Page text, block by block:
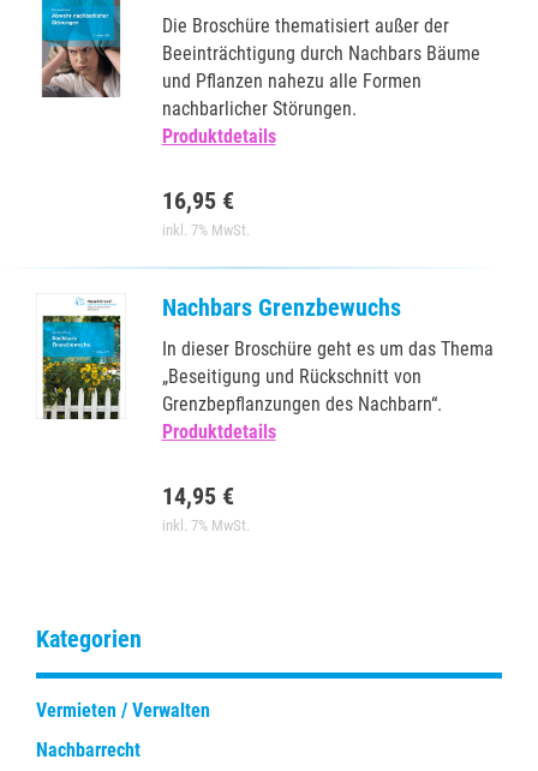
Die Broschüre thematisiert außer der
Beeinträchtigung durch Nachbars Bäume
und Pflanzen nahezu alle Formen
nachbarlicher Störungen.
Produktdetails
16,95 €
inkl. 7% MwSt.
Nachbars Grenzbewuchs
In dieser Broschüre geht es um das Thema
„Beseitigung und Rückschnitt von
Grenzbepflanzungen des Nachbarn“.
Produktdetails
14,95 €
inkl. 7% MwSt.
Kategorien
Vermieten / Verwalten
Nachbarrecht